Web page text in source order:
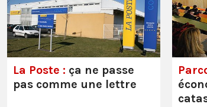
La Poste : ça ne passe
pas comme une lettre